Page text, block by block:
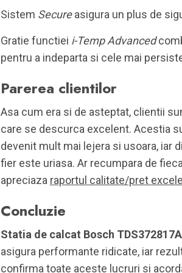
Sistem Secureasigura un plus de
Gratie functiei i-Temp Advanced
pentru a indeparta si cele mai
Parerea clientilor
Asa cum era si de asteptat, clientii
care se descurca excelent. Acestia
devenit mult mai lejera si usoara, iar
fier este uriasa. Ar recumpara de
apreciaza raportul calitate/pret
Concluzie
Statia de calcat Bosch TDS372817A
asigura performante ridicate, iar
confirma toate aceste lucruri si